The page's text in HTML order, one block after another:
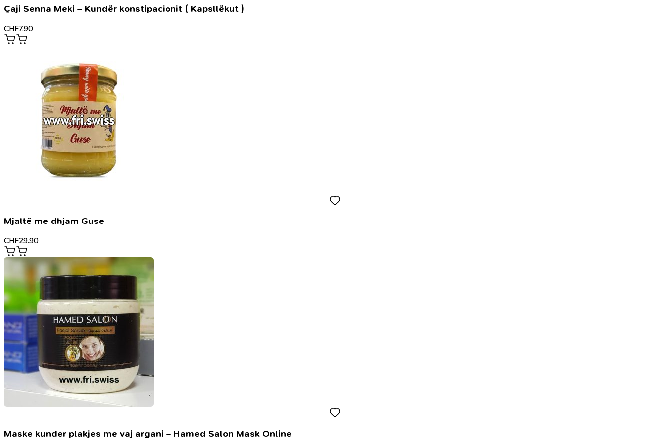
Çaji Senna Meki – Kundër konstipacionit ( Kapsllëkut )
CHF7.90
Mjaltë me dhjam Guse
CHF29.90
Maske kunder plakjes me vaj argani – Hamed Salon Mask Online